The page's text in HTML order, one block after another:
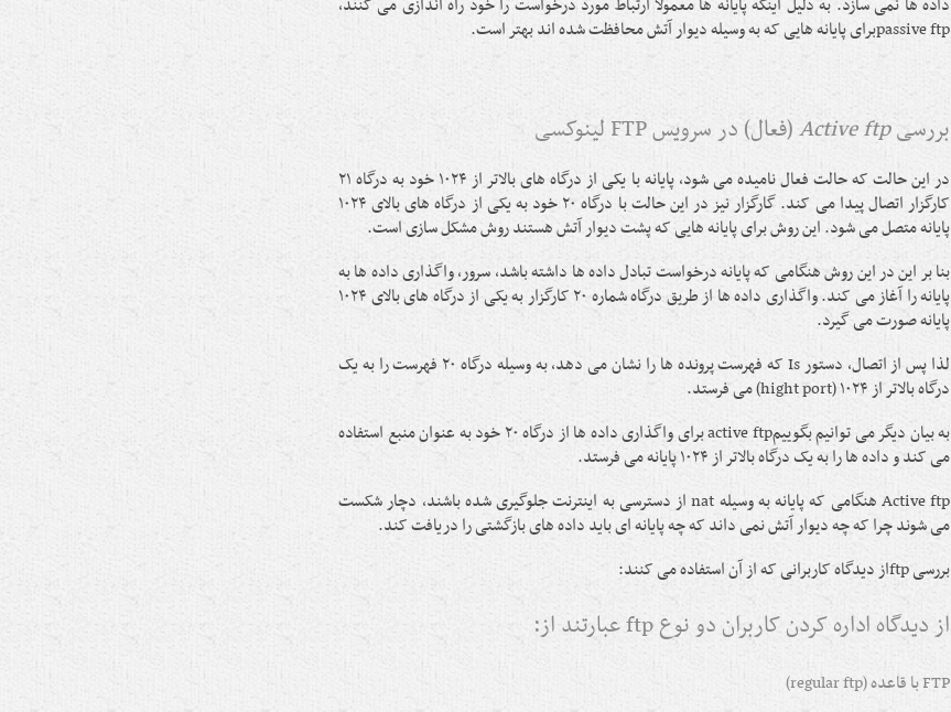
passive ftpبرای پایانه هایی که به وسیله دیوار آتش محافظت شده اند بهتر است.
بررسیActive ftp(فعال) در سرویس FTP لینوکسی
در این حالت که حالت فعال نامیده می شود، پایانه با یکی از درگاه های بالاتر از ۱۰۲۴ خود به درگاه ۲۱
کارگزار اتصال پیدا می کند. گارگزار نیز در این حالت با درگاه ۲۰ خود به یکی از درگاه های بالای ۱۰۲۴
پایانه متصل می شود. این روش برای پایانه هایی که پشت دیوار آتش هستند روش مشکل سازی است.
بنا بر این در این روش هنگامی که پایانه درخواست تبادل داده ها داشته باشد، سرور، واگذاری داده ها به
پایانه را آغاز می کند. واگذاری داده ها از طریق درگاه شماره ۲۰ کارگزار به یکی از درگاه های بالای ۱۰۲۴
پایانه صورت می گیرد.
لذا پس از اتصال، دستور Is که فهرست پرونده ها را نشان می دهد، به وسیله درگاه ۲۰ فهرست را به یک
درگاه بالاتر از ۱۰۲۴ (hight port) می فرستد.
به بیان دیگر می توانیم بگوییمactive ftp برای واگذاری داده ها از درگاه ۲۰ خود به عنوان منبع استفاده
می کند و داده ها را به یک درگاه بالاتر از ۱۰۲۴ پایانه می فرستد.
Active ftp هنگامی که پایانه به وسیله nat از دسترسی به اینترنت جلوگیری شده باشند، دچار شکست
می شوند چرا که چه دیوار آتش نمی داند که چه پایانه ای باید داده های بازگشتی را دریافت کند.
بررسی ftpاز دیدگاه کاربرانی که از آن استفاده می کنند:
از دیدگاه اداره کردن کاربران دو نوع ftp عبارتند از:
FTP با قاعده (regular ftp)